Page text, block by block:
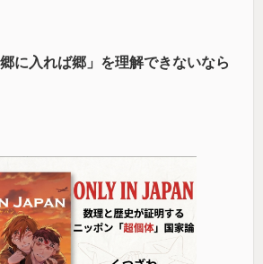
れば郷」を理解できないなら